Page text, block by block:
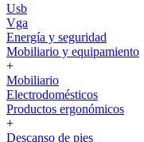
Usb
Vga
Energía y seguridad
Mobiliario y equipamiento
+
Mobiliario
Electrodomésticos
Productos ergonómicos
+
Descanso de pies